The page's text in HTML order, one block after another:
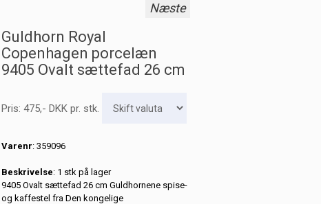
Næste
Guldhorn Royal
Copenhagen porcelæn
9405 Ovalt sættefad 26 cm
Pris: 475,- DKKpr. stk.
Varenr: 359096
Beskrivelse: 1 stk på lager
9405 Ovalt sættefad 26 cm Guldhornene spise-
og kaffestel fra Den kongelige